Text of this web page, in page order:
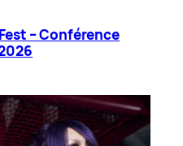
– Conférence